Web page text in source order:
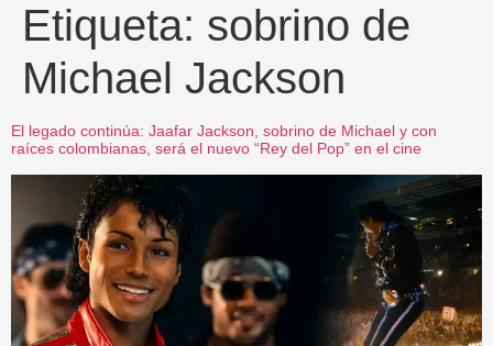
Etiqueta: sobrino de
Michael Jackson
El legado continúa: Jaafar Jackson, sobrino de Michael y con
raíces colombianas, será el nuevo “Rey del Pop” en el cine